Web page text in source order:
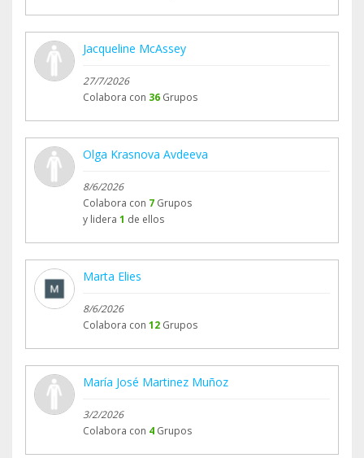
Jacqueline McAssey
27/7/2026
Colabora con 36 Grupos
Olga Krasnova Avdeeva
8/6/2026
Colabora con 7 Grupos
y lidera 1 de ellos
Marta Elies
8/6/2026
Colabora con 12 Grupos
María José Martinez Muñoz
3/2/2026
Colabora con 4 Grupos